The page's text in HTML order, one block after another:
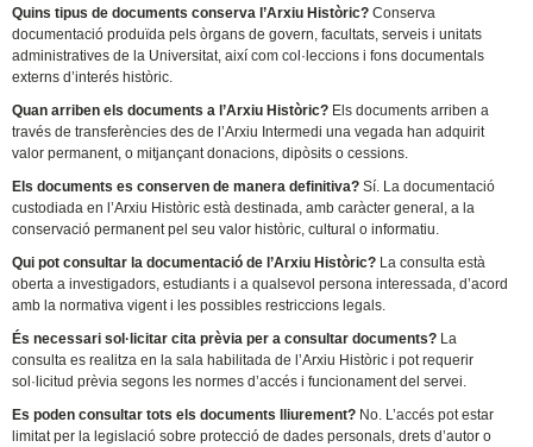
Quins tipus de documents conserva l’Arxiu Històric?Conserva
documentació produïda pels òrgans de govern, facultats, serveis i unitats
administratives de la Universitat, així com col·leccions i fons documentals
externs d’interés històric.
Quan arriben els documents a l’Arxiu Històric? Els documents arriben a
través de transferències des de l’Arxiu Intermedi una vegada han adquirit
valor permanent, o mitjançant donacions, dipòsits o cessions.
Els documents es conserven de manera definitiva?Sí. La documentació
custodiada en l’Arxiu Històric està destinada, amb caràcter general, a la
conservació permanent pel seu valor històric, cultural o informatiu.
Qui pot consultar la documentació de l’Arxiu Històric? La consulta està
oberta a investigadors, estudiants i a qualsevol persona interessada, d’acord
amb la normativa vigent i les possibles restriccions legals.
És necessari sol·licitar cita prèvia per a consultar documents? La
consulta es realitza en la sala habilitada de l’Arxiu Històric i pot requerir
sol·licitud prèvia segons les normes d’accés i funcionament del servei.
Es poden consultar tots els documents lliurement? No. L’accés pot estar
limitat per la legislació sobre protecció de dades personals, drets d’autor o